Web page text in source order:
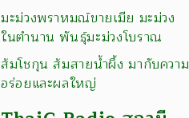
มะม่วงพราหมณ์ขายเมีย มะม่วง
ในตำนาน พันธุ์มะม่วงโบราณ
ส้มโชกุน ส้มสายน้ำผึ้ง มากับความ
อร่อยและผลใหญ่